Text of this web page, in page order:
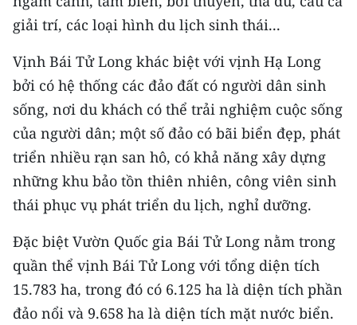
ENGLISH
FRANÇAIS
РУССКИЙ
ESPAÑOL
한국어
giải trí, các loại hình du lịch sinh thái...
Vịnh Bái Tử Long khác biệt với vịnh Hạ Long
bởi có hệ thống các đảo đất có người dân sinh
sống, nơi du khách có thể trải nghiệm cuộc sống
của người dân; một số đảo có bãi biển đẹp, phát
triển nhiều rạn san hô, có khả năng xây dựng
những khu bảo tồn thiên nhiên, công viên sinh
thái phục vụ phát triển du lịch, nghỉ dưỡng.
Đặc biệt Vườn Quốc gia Bái Tử Long nằm trong
quần thể vịnh Bái Tử Long với tổng diện tích
15.783 ha, trong đó có 6.125 ha là diện tích phần
đảo nổi và 9.658 ha là diện tích mặt nước biển.